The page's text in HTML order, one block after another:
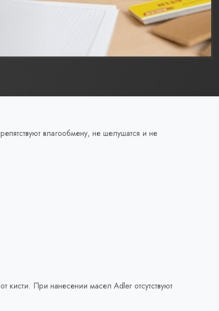
влагообмену, не шелушатся и не
кисти. При нанесении масел Adler отсутствуют